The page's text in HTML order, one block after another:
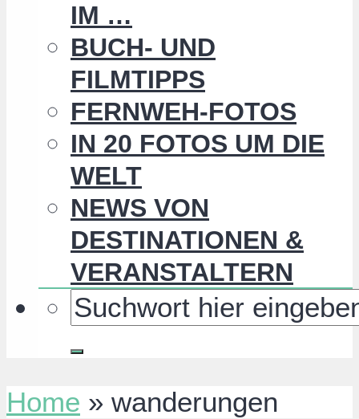
IM …
BUCH- UND
FILMTIPPS
FERNWEH-FOTOS
IN 20 FOTOS UM DIE
WELT
NEWS VON
DESTINATIONEN &
VERANSTALTERN
Home » wanderungen